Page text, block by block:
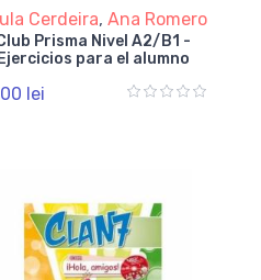
Cerdeira,Ana Romero
Prisma Nivel A2/B1 -
Ejercicios para el alumno
lei